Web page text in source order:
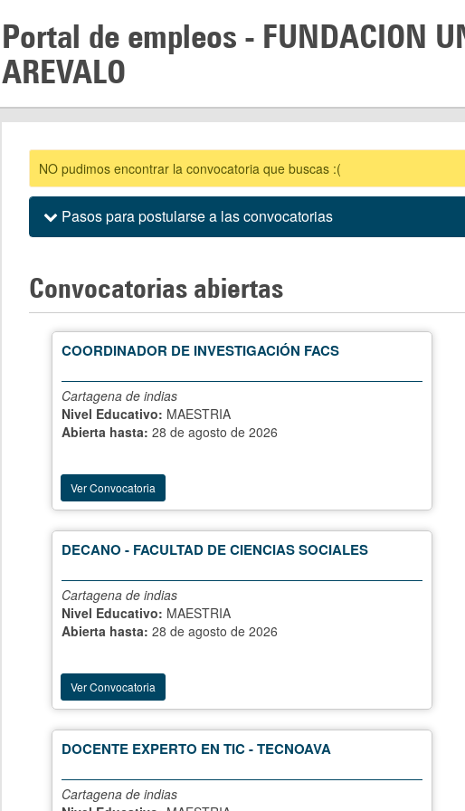
Portal de empleos - FUNDACION
AREVALO
NO pudimos encontrar la convocatoria que buscas :(
Pasos para postularse a las convocatorias
Convocatorias abiertas
COORDINADOR DE INVESTIGACIÓN FACS
Cartagena de indias
Nivel Educativo: MAESTRIA
Abierta hasta: 28 de agosto de 2026
Ver Convocatoria
DECANO - FACULTAD DE CIENCIAS SOCIALES
Cartagena de indias
Nivel Educativo: MAESTRIA
Abierta hasta: 28 de agosto de 2026
Ver Convocatoria
DOCENTE EXPERTO EN TIC - TECNOAVA
Cartagena de indias